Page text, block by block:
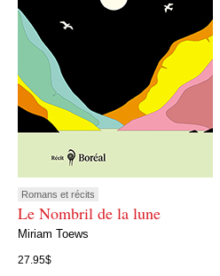
Romans et récits
Le Nombril de la lune
Miriam Toews
27.95$